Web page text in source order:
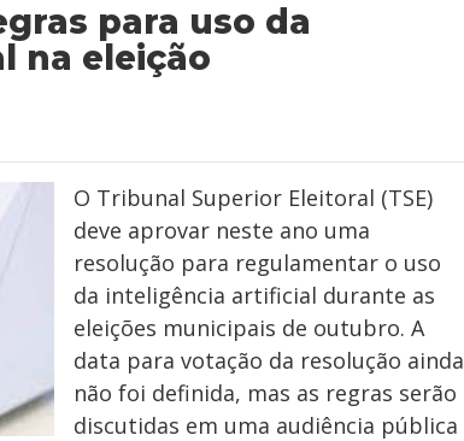
para uso da
na eleição
O Tribunal Superior Eleitoral (TSE)
deve aprovar neste ano uma
resolução para regulamentar o uso
da inteligência artificial durante as
eleições municipais de outubro. A
data para votação da resolução ainda
não foi definida, mas as regras serão
discutidas em uma audiência pública